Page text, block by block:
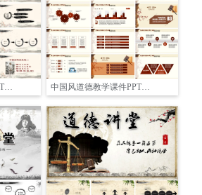
精美中国风道德文化PPT课件模板